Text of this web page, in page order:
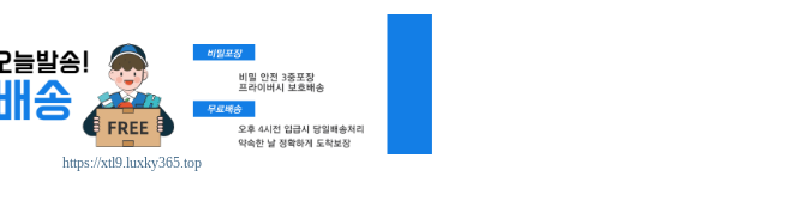
https://xtl9.luxky365.top